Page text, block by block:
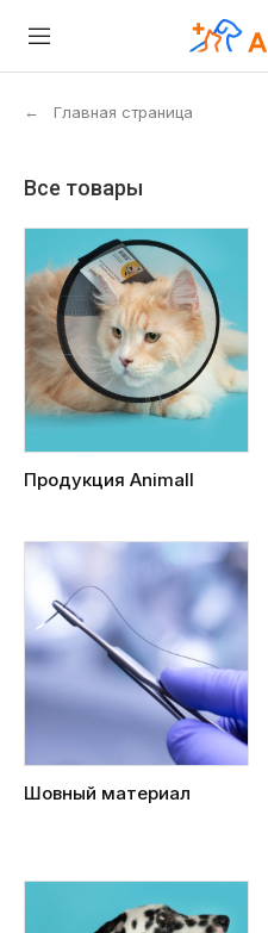
← Главная страница
Все товары
Продукция Animall
Шовный материал